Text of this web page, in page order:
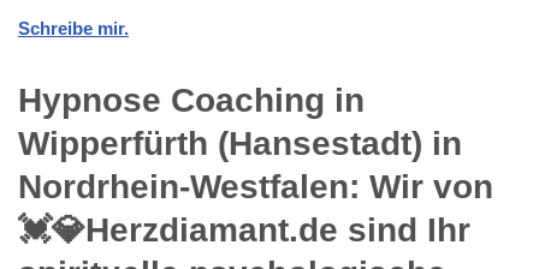
Schreibe mir.
Hypnose Coaching in
Wipperfürth (Hansestadt) in
Nordrhein-Westfalen: Wir von
💓️💎Herzdiamant.de sind Ihr